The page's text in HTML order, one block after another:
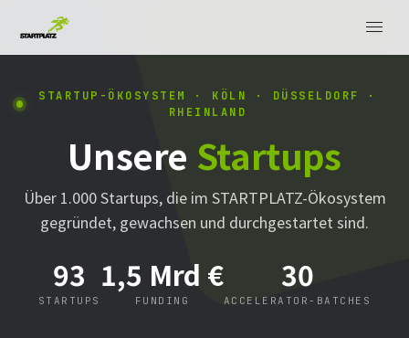
STARTUP-ÖKOSYSTEM · KÖLN · DÜSSELDORF ·
RHEINLAND
Unsere Startups
Über 1.000 Startups, die im STARTPLATZ-Ökosystem
gegründet, gewachsen und durchgestartet sind.
93
STARTUPS
1,5 Mrd €
FUNDING
30
ACCELERATOR-BATCHES